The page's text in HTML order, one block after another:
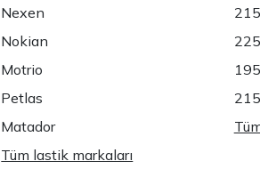
Nexen
Nokian
Motrio
Petlas
Matador
Tüm lastik markaları